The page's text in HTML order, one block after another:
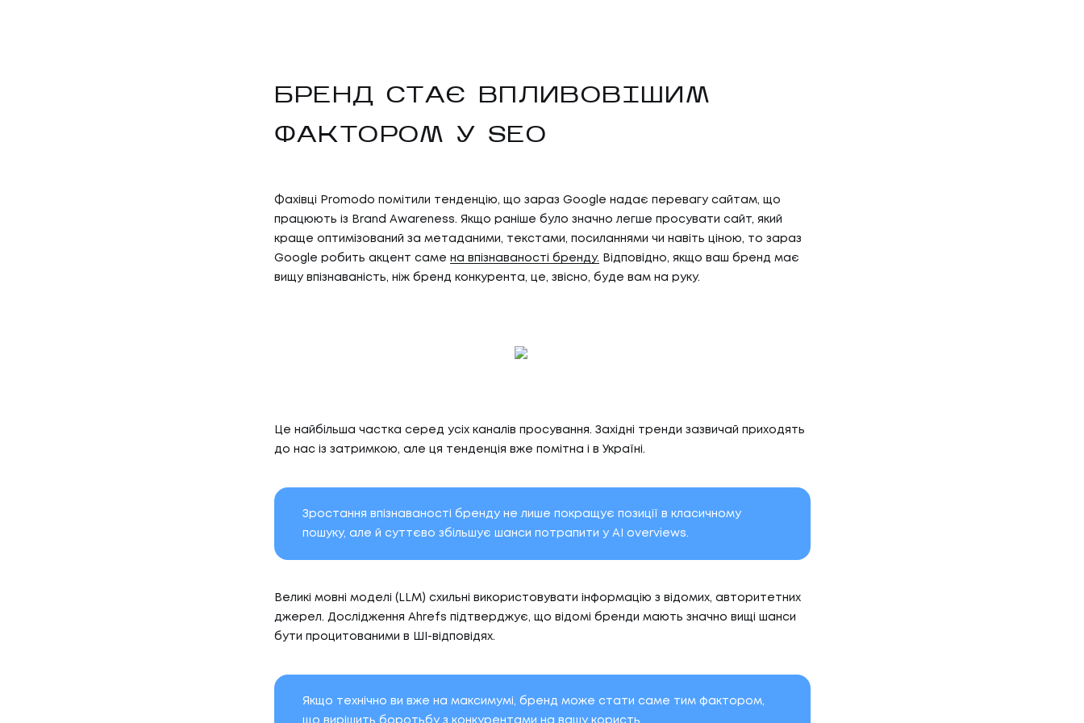
БРЕНД СТАЄ ВПЛИВОВІШИМ
ФАКТОРОМ У SEO
Фахівці Promodo помітили тенденцію, що зараз Google надає перевагу сайтам, що
працюють із Brand Awareness. Якщо раніше було значно легше просувати сайт, який
краще оптимізований за метаданими, текстами, посиланнями чи навіть ціною, то зараз
Google робить акцент саме на впізнаваності бренду. Відповідно, якщо ваш бренд має
вищу впізнаваність, ніж бренд конкурента, це, звісно, буде вам на руку.
Це найбільша частка серед усіх каналів просування. Західні тренди зазвичай приходять
до нас із затримкою, але ця тенденція вже помітна і в Україні.
Зростання впізнаваності бренду не лише покращує позиції в класичному
пошуку, але й суттєво збільшує шанси потрапити у AI overviews.
Великі мовні моделі (LLM) схильні використовувати інформацію з відомих, авторитетних
джерел. Дослідження Ahrefs підтверджує, що відомі бренди мають значно вищі шанси
бути процитованими в ШІ-відповідях.
Якщо технічно ви вже на максимумі, бренд може стати саме тим фактором,
що вирішить боротьбу з конкурентами на вашу користь.